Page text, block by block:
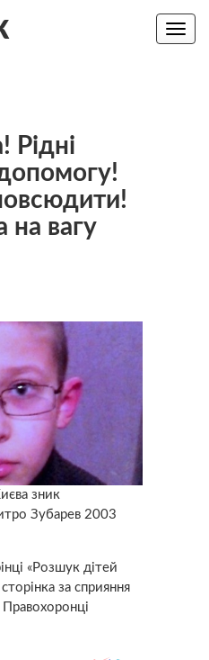
Toggle
Рідні
на вагу
зник
Зубарев 2003
«Розшук дітей
за сприяння
Правохоронці